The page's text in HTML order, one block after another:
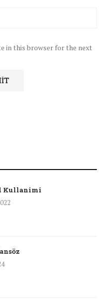
in this browser for the next
Kullanimi